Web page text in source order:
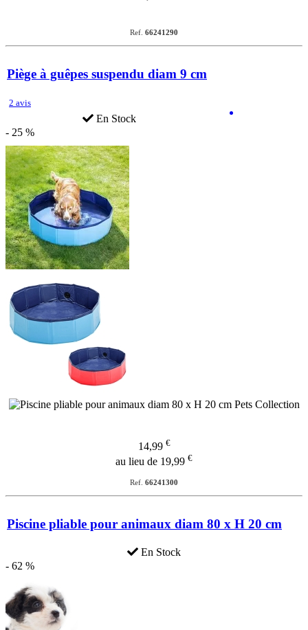
Ref. 66241290
Piège à guêpes suspendu diam 9 cm
2 avis
En Stock
- 25 %
14,99 €
au lieu de 19,99 €
Ref. 66241300
Piscine pliable pour animaux diam 80 x H 20 cm
En Stock
- 62 %